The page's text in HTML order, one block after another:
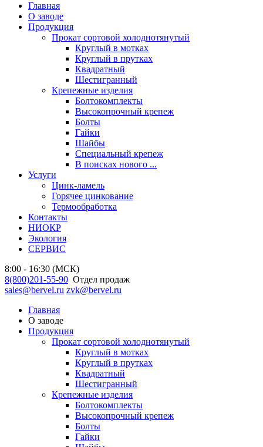
Главная
О заводе
Продукция
Прокат сортовой холоднотянутый
Круглый в мотках
Круглый в прутках
Квадратный
Шестигранный
Крепежные изделия
Болтокомплекты
Высокопрочный крепеж
Болты
Гайки
Шайбы
Специальный крепеж
В поисках нового ...
Услуги
Цинк-ламель
Горячее цинкование
Термообработка
Контакты
НИОКР
Экология
СЕРВИС
8:00 - 16:30 (МСК)
8(800)201-55-90 Отдел продаж
sales@bervel.ru zvk@bervel.ru
Главная
О заводе
Продукция
Прокат сортовой холоднотянутый
Круглый в мотках
Круглый в прутках
Квадратный
Шестигранный
Крепежные изделия
Болтокомплекты
Высокопрочный крепеж
Болты
Гайки